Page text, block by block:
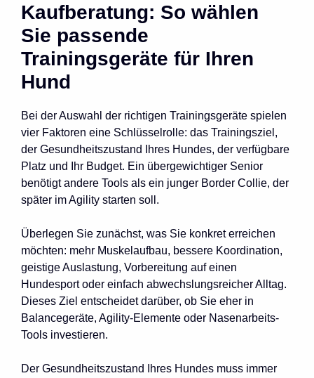
Kaufberatung: So wählen
Sie passende
Trainingsgeräte für Ihren
Hund
Bei der Auswahl der richtigen Trainingsgeräte spielen
vier Faktoren eine Schlüsselrolle: das Trainingsziel,
der Gesundheitszustand Ihres Hundes, der verfügbare
Platz und Ihr Budget. Ein übergewichtiger Senior
benötigt andere Tools als ein junger Border Collie, der
später im Agility starten soll.
Überlegen Sie zunächst, was Sie konkret erreichen
möchten: mehr Muskelaufbau, bessere Koordination,
geistige Auslastung, Vorbereitung auf einen
Hundesport oder einfach abwechslungsreicher Alltag.
Dieses Ziel entscheidet darüber, ob Sie eher in
Balancegeräte, Agility-Elemente oder Nasenarbeits-
Tools investieren.
Der Gesundheitszustand Ihres Hundes muss immer